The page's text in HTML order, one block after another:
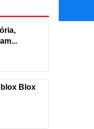
Blox